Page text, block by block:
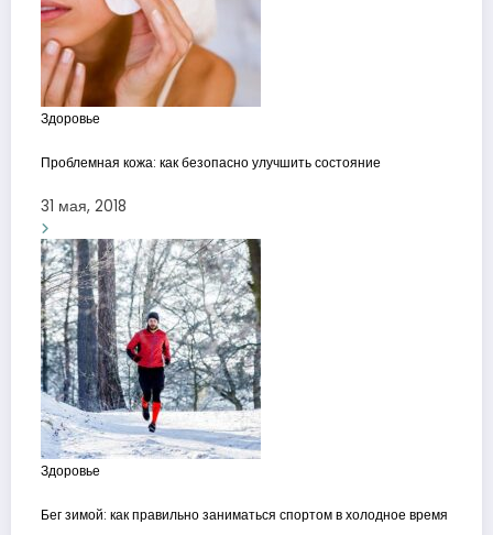
Здоровье
Проблемная кожа: как безопасно улучшить состояние
31 мая, 2018
Здоровье
Бег зимой: как правильно заниматься спортом в холодное время